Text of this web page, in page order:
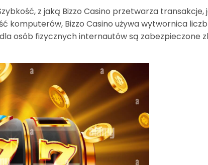
z jaką Bizzo Casino przetwarza
komputerów, Bizzo Casino używa wytwornica
osób fizycznych internautów są zabezpieczone